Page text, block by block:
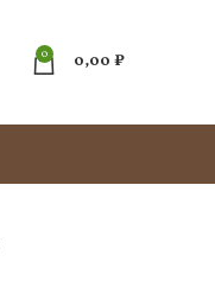
0 0,00 ₽